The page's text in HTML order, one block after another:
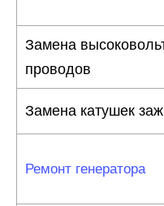
Замена
проводов
Замена катушек
Ремонт генератора